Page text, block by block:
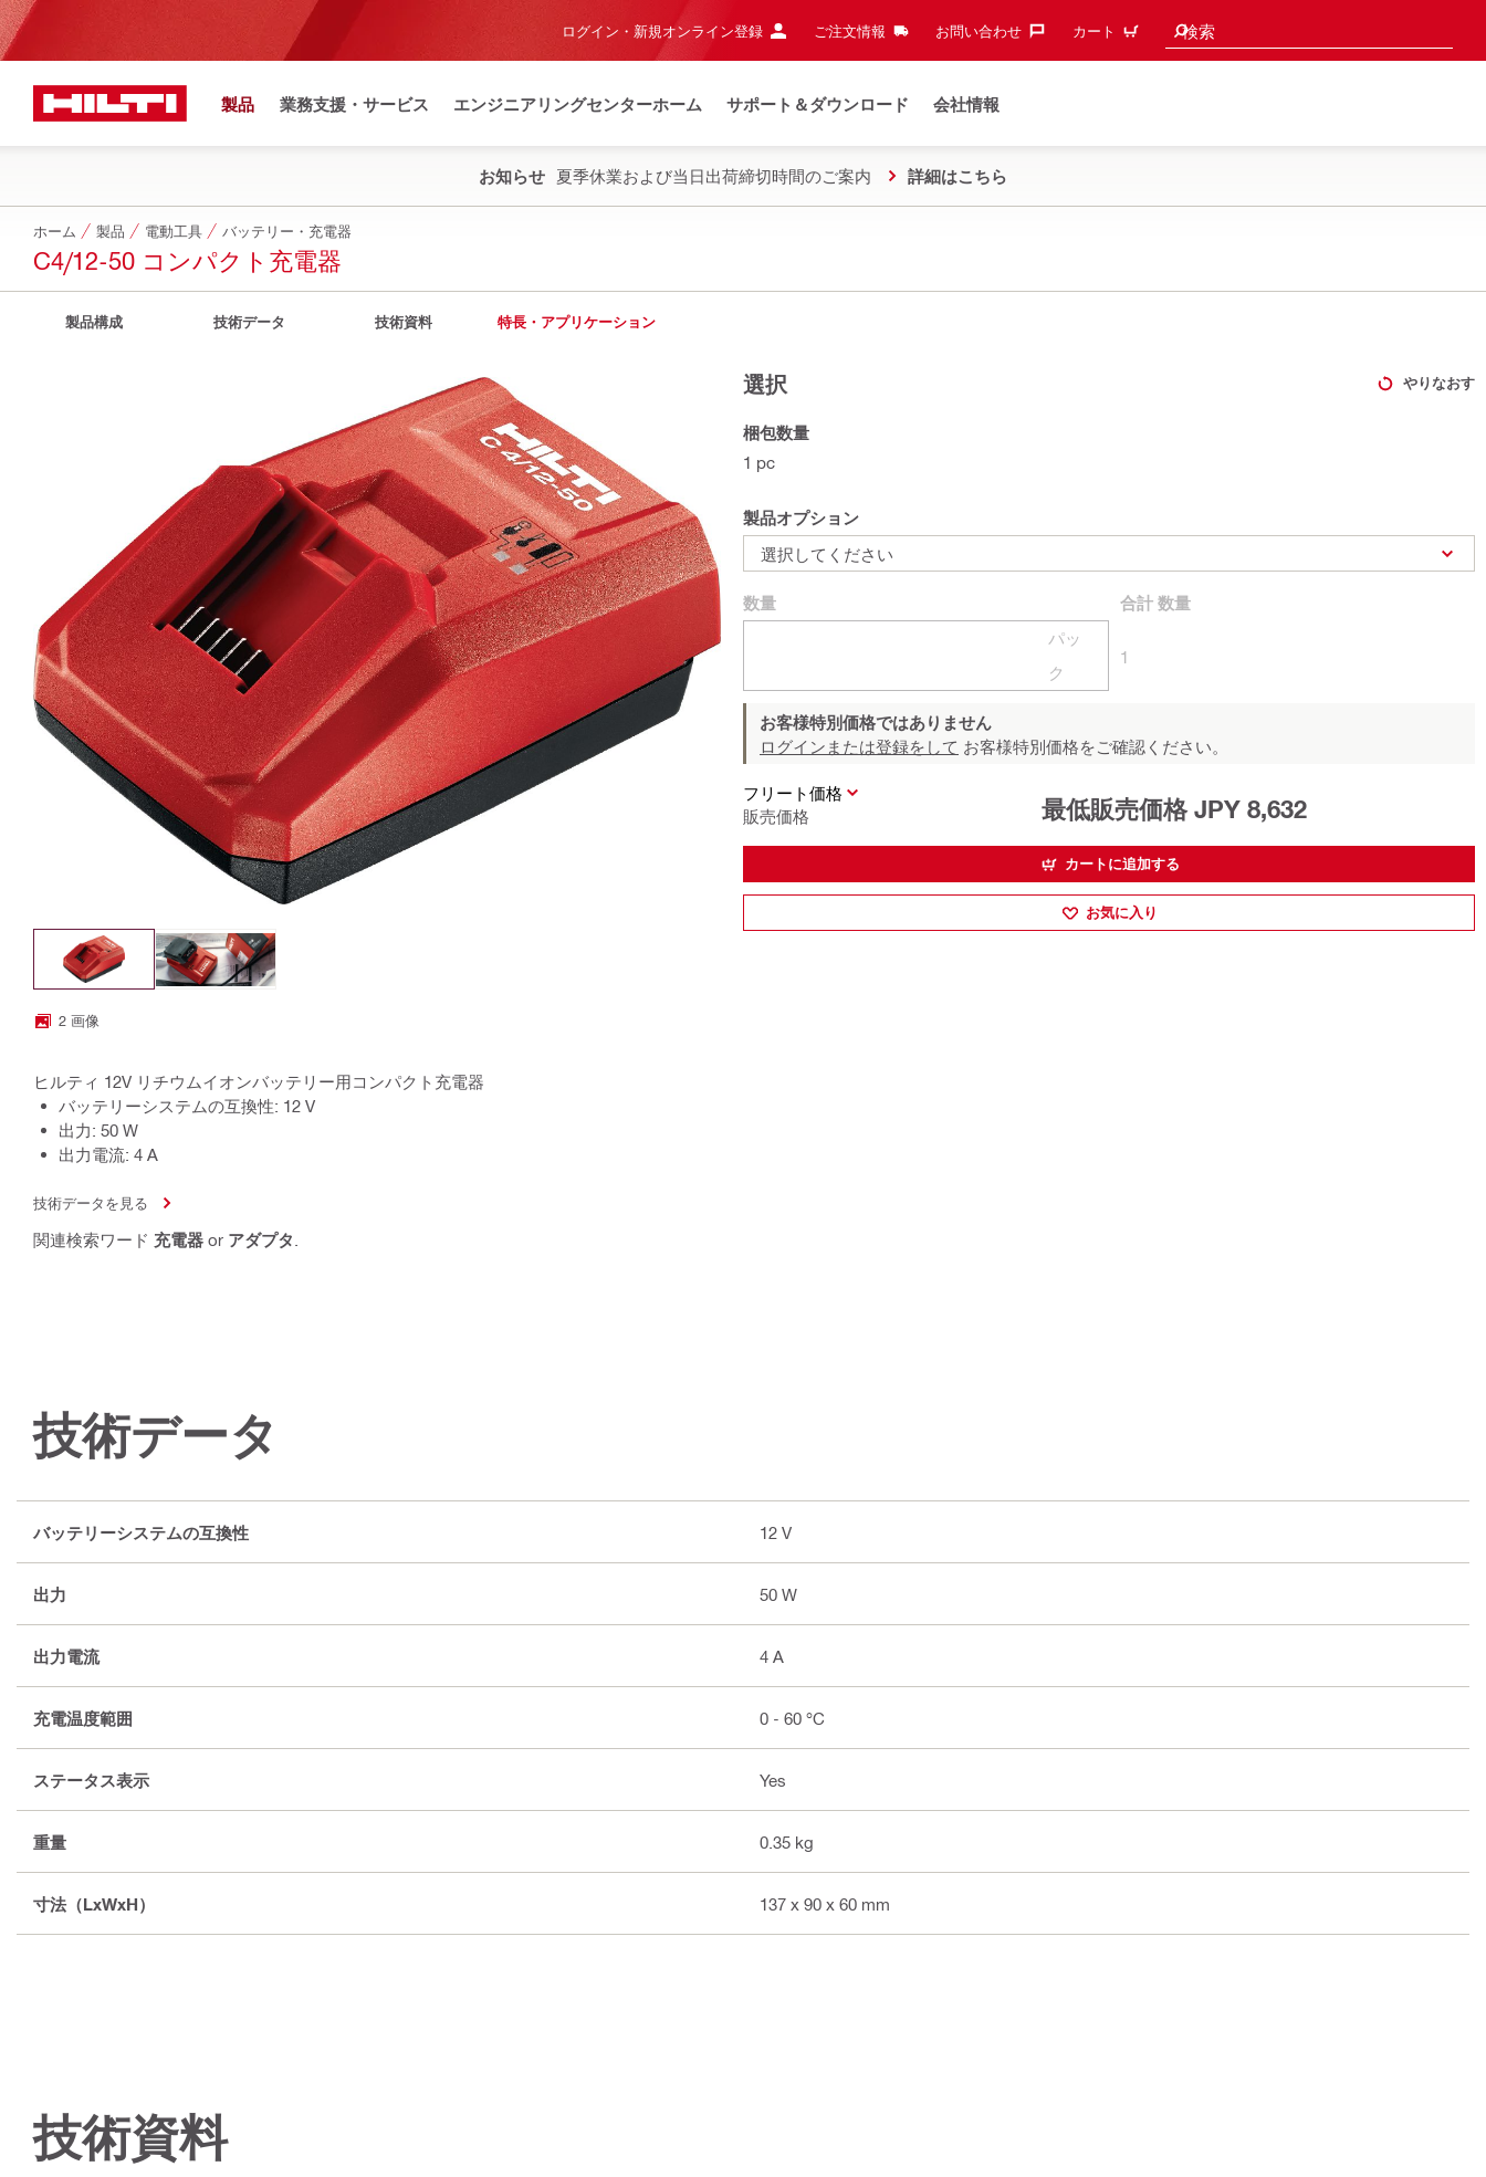
ログイン・新規オンライン登録 ご注文情報 お問い合わせ‎ カート 検索
検索候補
製品 業務支援・サービス エンジニアリングセンターホーム サポート＆ダウンロード 会社情報
お知らせ 夏季休業および当日出荷締切時間のご案内 詳細はこちら
ホーム 製品 電動工具 バッテリー・充電器
C4/12-50 コンパクト充電器
製品構成 技術データ 技術資料 特長・アプリケーション
2 画像
ヒルティ 12V リチウムイオンバッテリー用コンパクト充電器
バッテリーシステムの互換性: 12 V
出力: 50 W
出力電流: 4 A
技術データを見る
関連検索ワード 充電器 or アダプタ
選択 やりなおす
梱包数量
1 pc
製品オプション
選択してください
数量
パッ
ク
合計 数量
1
お客様特別価格ではありません
ログインまたは登録をして お客様特別価格をご確認ください。
フリート価格
販売価格
最低販売価格 JPY 8,632
カートに追加する
お気に入り
技術データ
バッテリーシステムの互換性 12 V
出力 50 W
出力電流 4 A
充電温度範囲 0 - 60 °C
ステータス表示 Yes
重量 0.35 kg
寸法（LxWxH） 137 x 90 x 60 mm
技術資料